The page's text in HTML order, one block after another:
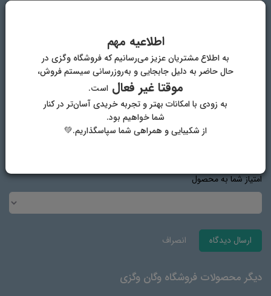
پست الکترونیک
امتیاز شما به محصول
ارسال دیدگاه انصراف
دیگر محصولات فروشگاه وگان وگزی
اطلاعیه مهم
به اطلاع مشتریان عزیز می‌رسانیم که فروشگاه وگزی در
حال حاضر به دلیل جابجایی و به‌روزرسانی سیستم فروش،
موقتا غیر فعالاست.
به زودی با امکانات بهتر و تجربه خریدی آسان‌تر در کنار
شما خواهیم بود.
از شکیبایی و همراهی شما سپاسگذاریم.💚